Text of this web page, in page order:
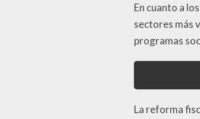
En cuanto a
sectores más
programas
La reforma